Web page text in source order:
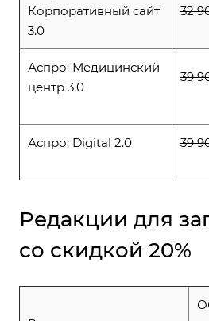
Корпоративный сайт
3.0
32
Аспро: Медицинский
центр 3.0
39
Аспро: Digital 2.0 39
Редакции для
со скидкой 20%